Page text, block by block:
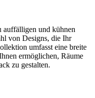
auffälligen und kühnen
von Designs, die Ihr
umfasst eine breite
ermöglichen, Räume
zu gestalten.